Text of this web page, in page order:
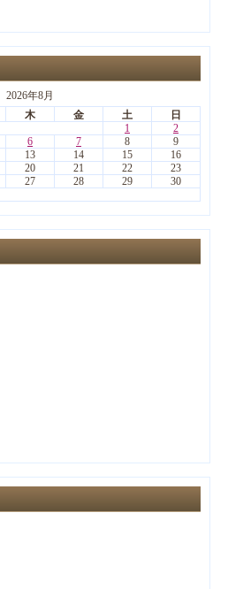
2026年8月
木 金 土
日
1
2
6 7 8
9
13 14 15
16
20 21 22
23
27 28 29
30